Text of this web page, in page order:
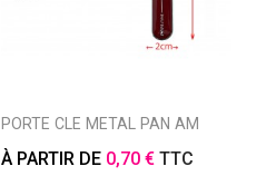
PORTE CLE METAL PAN AM
À PARTIR DE 0,70 € TTC